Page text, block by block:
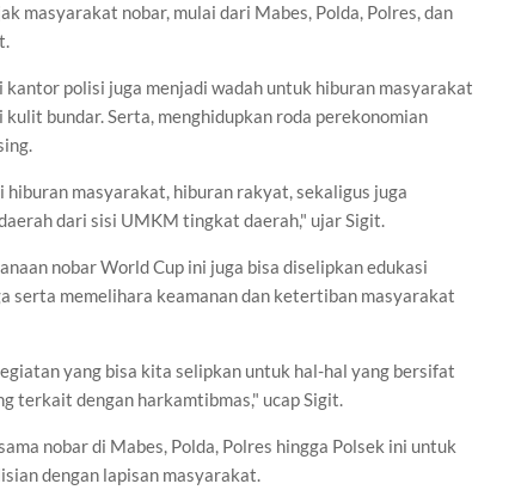
masyarakat nobar, mulai dari Mabes, Polda, Polres, dan
polisi juga menjadi wadah untuk hiburan masyarakat
bundar. Serta, menghidupkan roda perekonomian
hiburan masyarakat, hiburan rakyat, sekaligus juga
dari sisi UMKM tingkat daerah," ujar Sigit.
nobar World Cup ini juga bisa diselipkan edukasi
serta memelihara keamanan dan ketertiban masyarakat
yang bisa kita selipkan untuk hal-hal yang bersifat
terkait dengan harkamtibmas," ucap Sigit.
nobar di Mabes, Polda, Polres hingga Polsek ini untuk
dengan lapisan masyarakat.